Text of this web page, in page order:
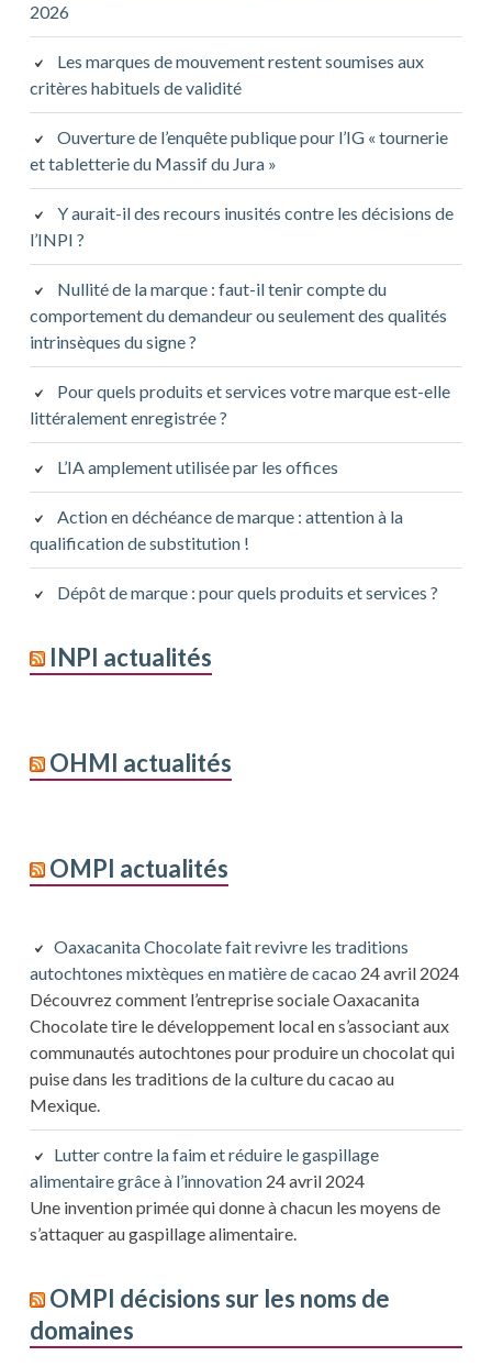
2026
Les marques de mouvement restent soumises aux
critères habituels de validité
Ouverture de l’enquête publique pour l’IG « tournerie
et tabletterie du Massif du Jura »
Y aurait-il des recours inusités contre les décisions de
l’INPI ?
Nullité de la marque : faut-il tenir compte du
comportement du demandeur ou seulement des qualités
intrinsèques du signe ?
Pour quels produits et services votre marque est-elle
littéralement enregistrée ?
L’IA amplement utilisée par les offices
Action en déchéance de marque : attention à la
qualification de substitution !
Dépôt de marque : pour quels produits et services ?
INPI actualités
OHMI actualités
OMPI actualités
Oaxacanita Chocolate fait revivre les traditions
autochtones mixtèques en matière de cacao 24 avril 2024
Découvrez comment l’entreprise sociale Oaxacanita
Chocolate tire le développement local en s’associant aux
communautés autochtones pour produire un chocolat qui
puise dans les traditions de la culture du cacao au
Mexique.
Lutter contre la faim et réduire le gaspillage
alimentaire grâce à l’innovation 24 avril 2024
Une invention primée qui donne à chacun les moyens de
s’attaquer au gaspillage alimentaire.
OMPI décisions sur les noms de
domaines